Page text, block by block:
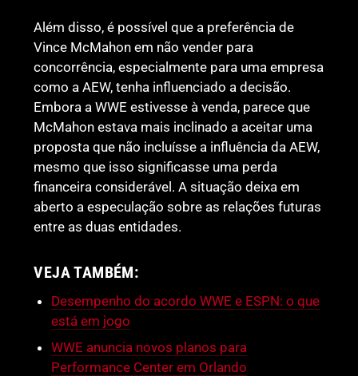
Além disso, é possível que a preferência de
Vince McMahon em não vender para
concorrência, especialmente para uma empresa
como a AEW, tenha influenciado a decisão.
Embora a WWE estivesse à venda, parece que
McMahon estava mais inclinado a aceitar uma
proposta que não incluísse a influência da AEW,
mesmo que isso significasse uma perda
financeira considerável. A situação deixa em
aberto a especulação sobre as relações futuras
entre as duas entidades.
VEJA TAMBÉM:
Desempenho do acordo WWE e ESPN: o que
está em jogo
WWE anuncia novos planos para
Performance Center em Orlando